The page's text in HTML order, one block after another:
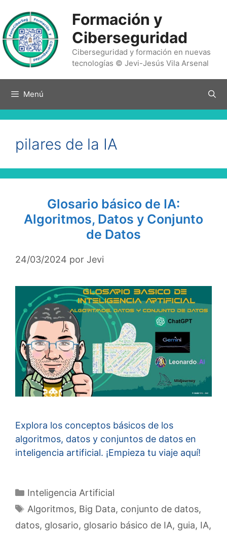
contenido
Formación y
Ciberseguridad
Ciberseguridad y formación en nuevas
tecnologías © Jevi-Jesús Vila Arsenal
Menú
pilares de la IA
Glosario básico de IA:
Algoritmos, Datos y Conjunto
de Datos
24/03/2024 por Jevi
Explora los conceptos básicos de los
algoritmos, datos y conjuntos de datos en
inteligencia artificial. ¡Empieza tu viaje aquí!
Categorías
Inteligencia Artificial
Etiquetas
Algoritmos, Big Data, conjunto de datos,
datos, glosario, glosario básico de IA, guia, IA,